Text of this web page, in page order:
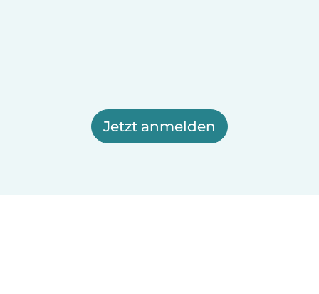
Jetzt anmelden